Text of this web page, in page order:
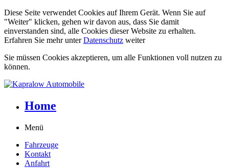
Diese Seite verwendet Cookies auf Ihrem Gerät. Wenn Sie auf
"Weiter" klicken, gehen wir davon aus, dass Sie damit
einverstanden sind, alle Cookies dieser Website zu erhalten.
Erfahren Sie mehr unterDatenschutz weiter
Sie müssen Cookies akzeptieren, um alle Funktionen voll nutzen zu
können.
Home
Menü
Fahrzeuge
Kontakt
Anfahrt